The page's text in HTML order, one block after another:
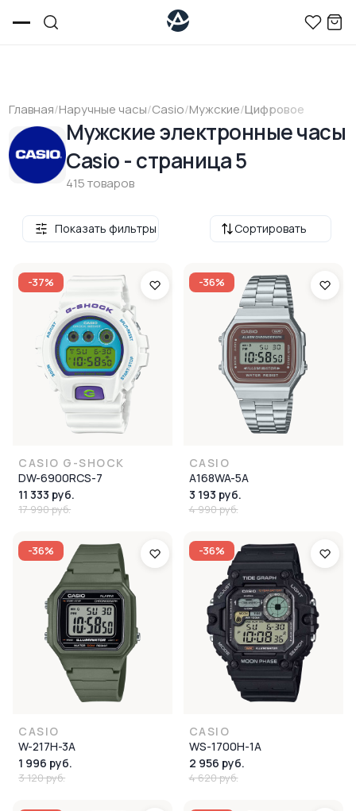
Главная/Наручные часы/Casio/Мужские/Цифровое
Мужские электронные часы
Casio - страница 5
415 товаров
Сортировать
Показать фильтры
-37%
CASIO G-SHOCK
DW-6900RCS-7
11 333 руб.
17 990 руб.
-36%
CASIO
A168WA-5A
3 193 руб.
4 990 руб.
-36%
CASIO
W-217H-3A
1 996 руб.
3 120 руб.
-36%
CASIO
WS-1700H-1A
2 956 руб.
4 620 руб.